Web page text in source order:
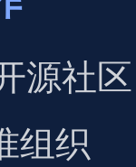
源社区
组织